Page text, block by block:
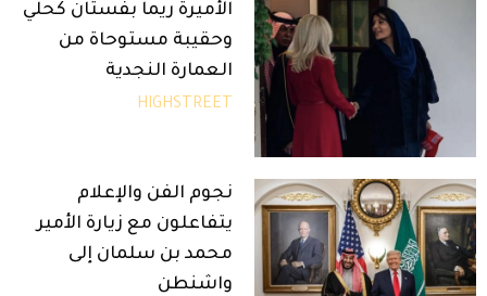
الأميرة ريما بفستان كحلي
وحقيبة مستوحاة من
العمارة النجدية
HIGHSTREET
نجوم الفن والإعلام
يتفاعلون مع زيارة الأمير
محمد بن سلمان إلى
واشنطن